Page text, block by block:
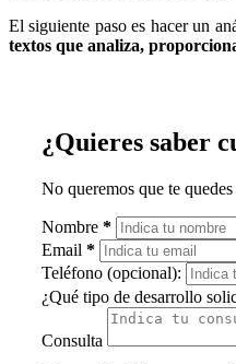
El siguiente paso es hacer un
textos que analiza,
¿Quieres saber
No queremos que te
Nombre
Email
Teléfono (opcional):
¿Qué tipo de desarrollo
Consulta